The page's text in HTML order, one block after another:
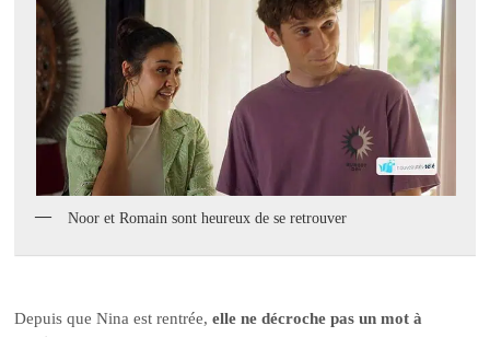
Noor et Romain sont heureux de se retrouver
Depuis que Nina est rentrée,elle ne décroche pas un mot à